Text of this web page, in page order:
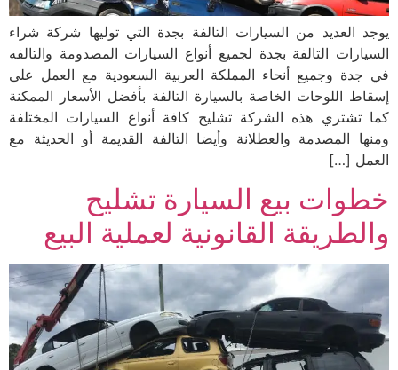
يوجد العديد من السيارات التالفة بجدة التي توليها شركة شراء
السيارات التالفة بجدة لجميع أنواع السيارات المصدومة والتالفه
في جدة وجميع أنحاء المملكة العربية السعودية مع العمل على
إسقاط اللوحات الخاصة بالسيارة التالفة بأفضل الأسعار الممكنة
كما تشتري هذه الشركة تشليح كافة أنواع السيارات المختلفة
ومنها المصدمة والعطلانة وأيضا التالفة القديمة أو الحديثة مع
العمل […]
خطوات بيع السيارة تشليح
والطريقة القانونية لعملية البيع